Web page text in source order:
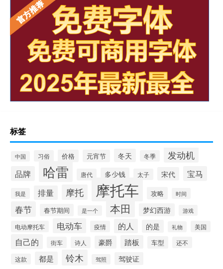
标签
中国 习俗 价格 元宵节 冬天 冬季 发动机
品牌 哈雷 唐代 多少钱 太子 宋代 宝马
我是 排量 摩托 摩托车 攻略 时间
春节 春节期间 是一个 本田 梦幻西游 游戏
电动摩托车 电动车 疫情 的人 的是 礼物 美国
自己的 街车 诗人 豪爵 踏板 车型 还不
这款 都是 铃木 驾照 驾驶证